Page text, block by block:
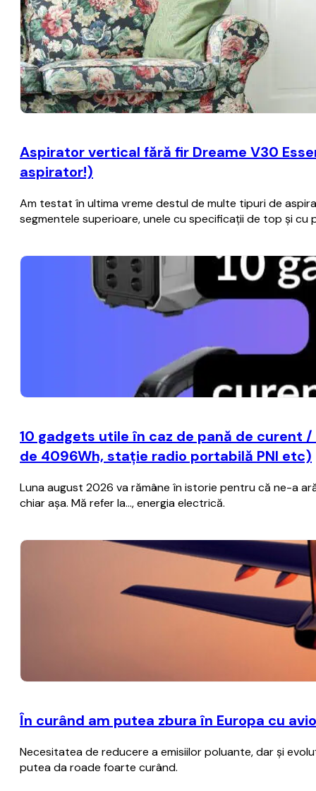
Aspirator vertical fără fir Dreame V30
aspirator!)
Am testat în ultima vreme destul de multe tipuri de
segmentele superioare, unele cu specificații de top și
10 gadgets utile în caz de pană de
de 4096Wh, stație radio portabilă PNI etc)
Luna august 2026 va rămâne în istorie pentru că ne-a
chiar așa. Mă refer la..., energia electrică.
În curând am putea zbura în Europa cu
Necesitatea de reducere a emisiilor poluante, dar şi
putea da roade foarte curând.